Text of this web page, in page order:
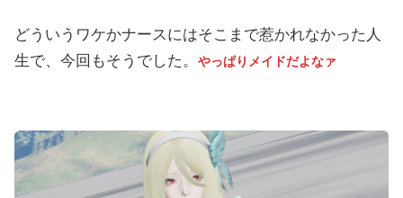
どういうワケかナースにはそこまで惹かれなかった人
生で、今回もそうでした。
やっぱり メイドだよなァ